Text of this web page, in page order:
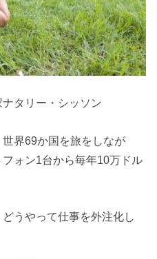
タリー・シッソン
界69か国を旅をしなが
ォン1台から毎年10万ドル
うやって仕事を外注化し